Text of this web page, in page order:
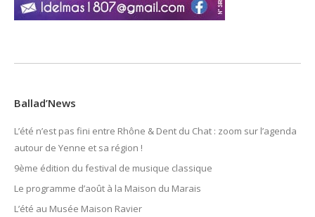
Ballad’News
L’été n’est pas fini entre Rhône & Dent du Chat : zoom sur l’agenda
autour de Yenne et sa région !
9ème édition du festival de musique classique
Le programme d’août à la Maison du Marais
L’été au Musée Maison Ravier